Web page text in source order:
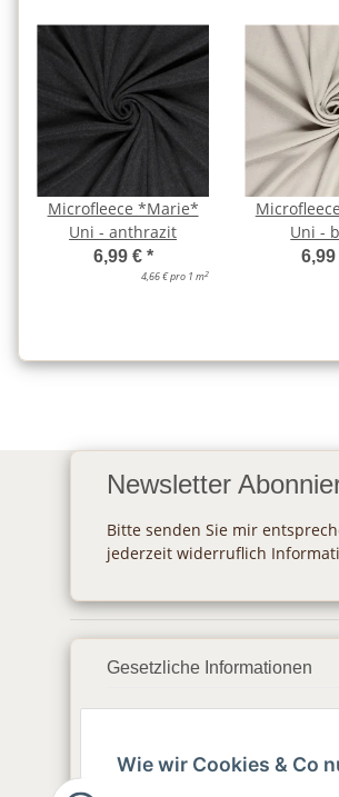
Microfleece *Marie*
Uni - anthrazit
6,99 € *
4,66 € pro 1 m2
Uni -
6,99
Newsletter
Bitte senden Sie mir
jederzeit widerruflich
Gesetzliche Informationen
AGB
Wie wir Cookies & Co